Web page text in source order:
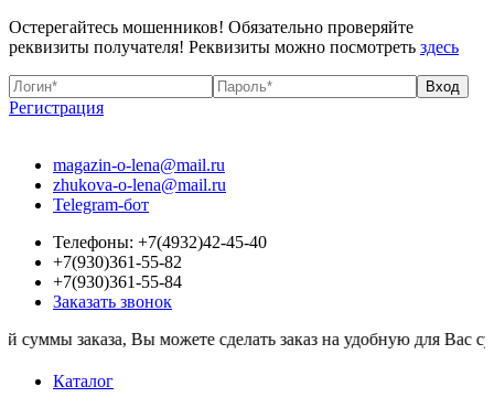
Остерегайтесь мошенников! Обязательно проверяйте
реквизиты получателя! Реквизиты можно посмотреть здесь
Регистрация
magazin-o-lena@mail.ru
zhukova-o-lena@mail.ru
Telegram-бот
Телефоны: +7(4932)42-45-40
+7(930)361-55-82
+7(930)361-55-84
Заказать звонок
Вы можете сделать заказ на удобную для Вас сумму. Все
Каталог